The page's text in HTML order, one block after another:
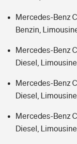
Mercedes-Benz
Benzin,
Mercedes-Benz
Diesel,
Mercedes-Benz
Diesel,
Mercedes-Benz
Diesel,